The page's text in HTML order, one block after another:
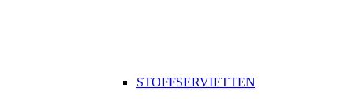
STOFFSERVIETTEN